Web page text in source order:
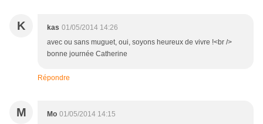
K kas 01/05/2014 14:26
avec ou sans muguet, oui, soyons heureux de vivre !<br />
bonne journée Catherine
Répondre
M Mo 01/05/2014 14:15